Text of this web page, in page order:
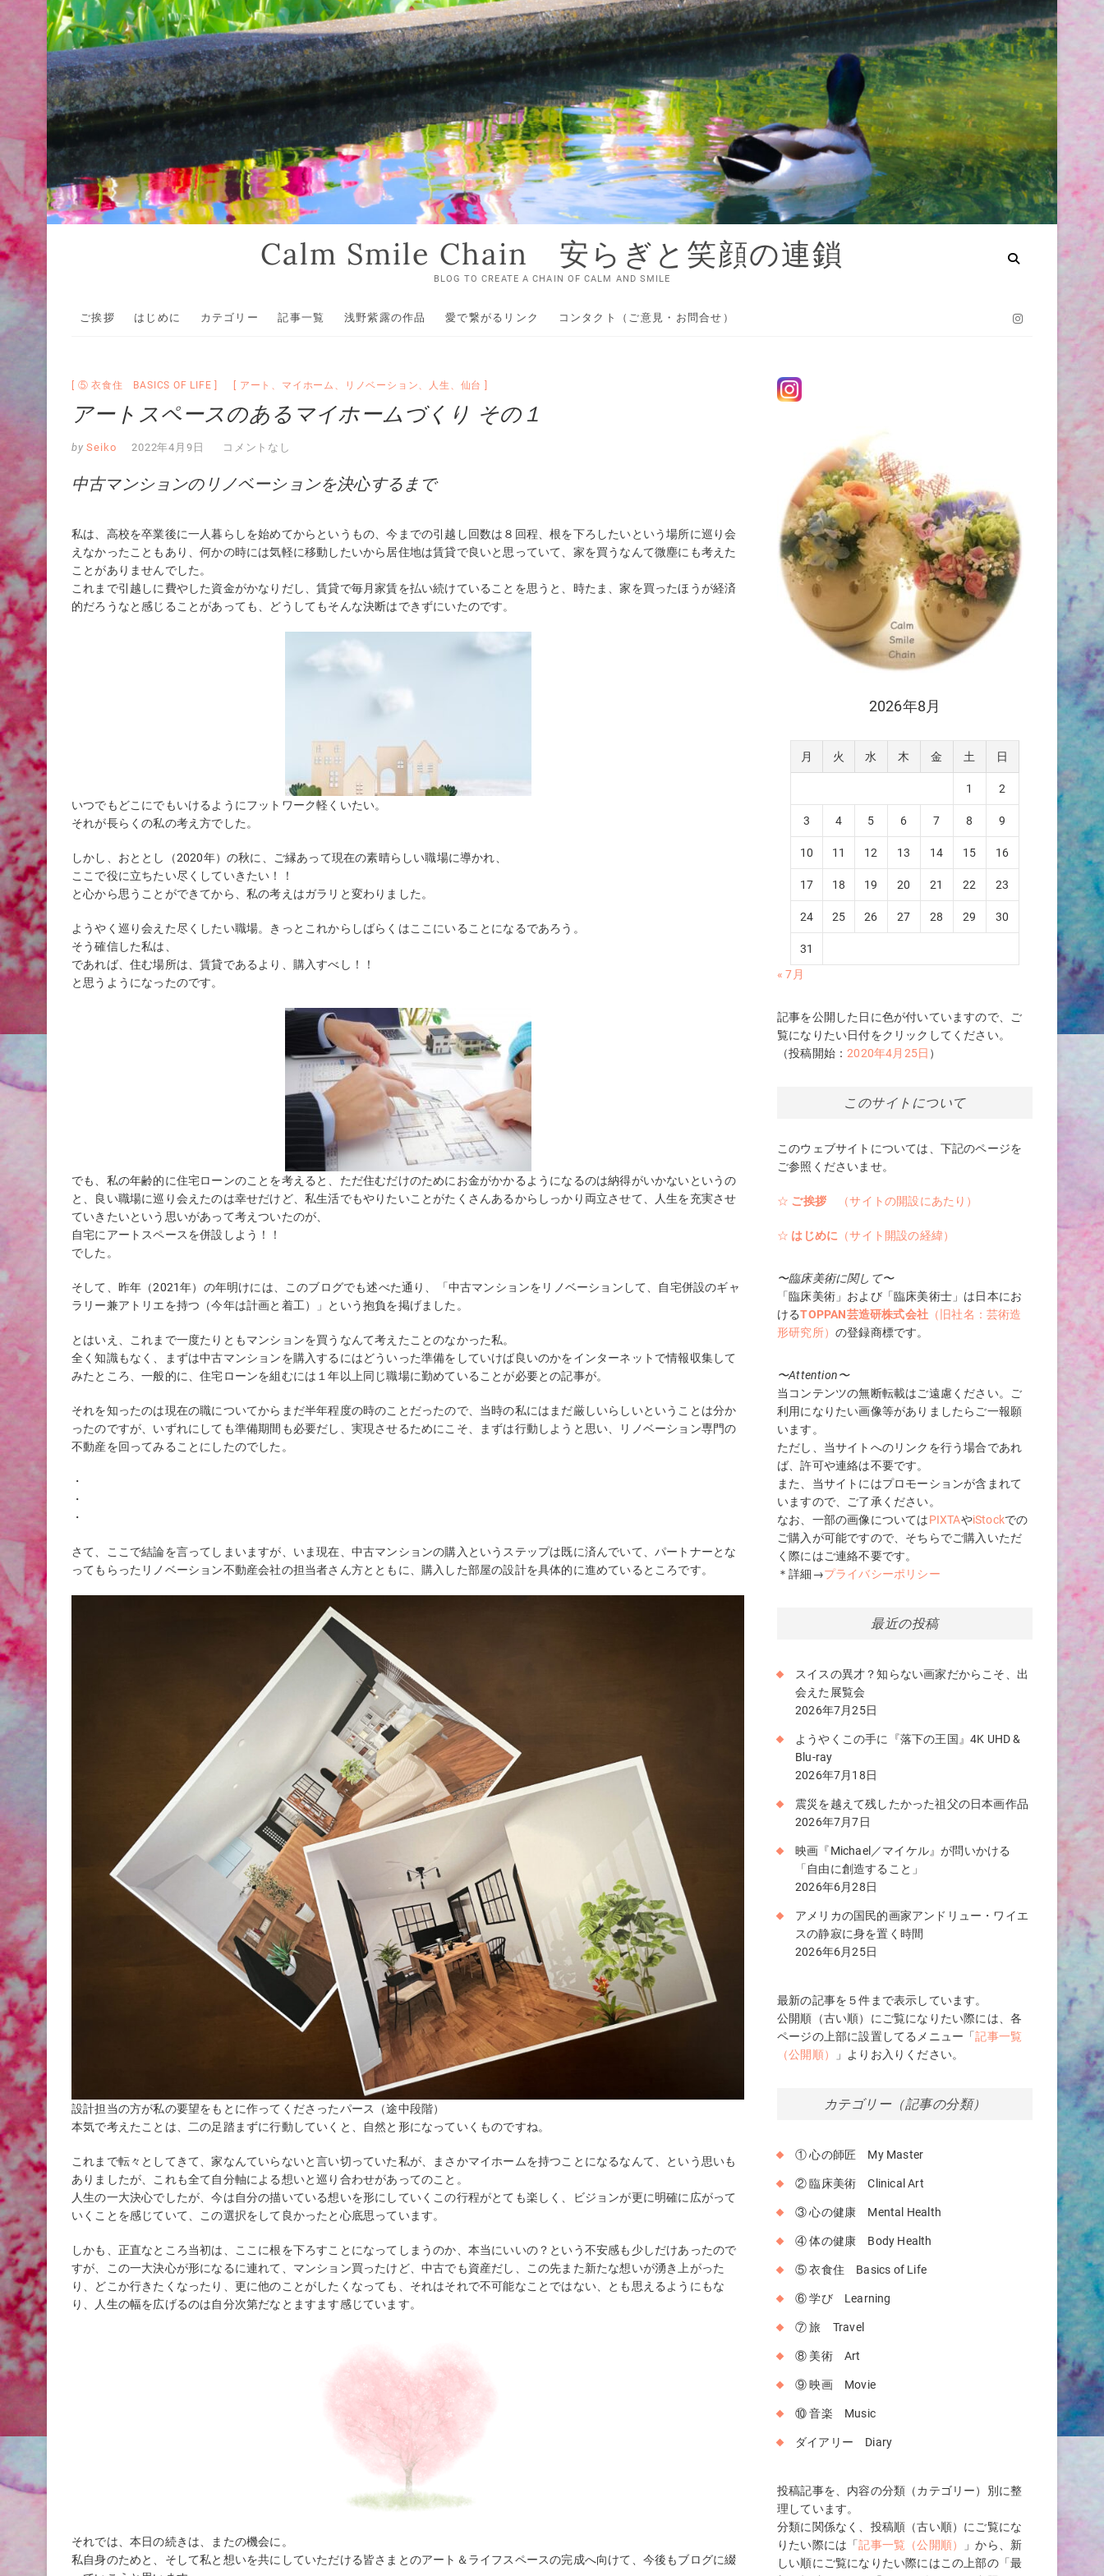
Calm Smile Chain 安らぎと笑顔の連鎖
BLOG TO CREATE A CHAIN OF CALM AND SMILE
Instagram
ご挨拶 はじめに カテゴリー 記事一覧 浅野紫露の作品 愛で繋がるリンク コンタクト（ご意見・お問合せ）
⑤ 衣食住 BASICS OF LIFE アート 、 マイホーム 、 リノベーション、 人生 、 仙台
アートスペースのあるマイホームづくり その１
by Seiko 2022年4月9日 コメントなし
中古マンションのリノベーションを決心するまで
私は、高校を卒業後に一人暮らしを始めてからというもの、今までの引越し回数は８回程、根を下ろしたいという場所に巡り会
えなかったこともあり、何かの時には気軽に移動したいから居住地は賃貸で良いと思っていて、家を買うなんて微塵にも考えた
ことがありませんでした。
これまで引越しに費やした資金がかなりだし、賃貸で毎月家賃を払い続けていることを思うと、時たま、家を買ったほうが経済
的だろうなと感じることがあっても、どうしてもそんな決断はできずにいたのです。
いつでもどこにでもいけるようにフットワーク軽くいたい。
それが長らくの私の考え方でした。
しかし、おととし（2020年）の秋に、ご縁あって現在の素晴らしい職場に導かれ、
ここで役に立ちたい尽くしていきたい！！
と心から思うことができてから、私の考えはガラリと変わりました。
ようやく巡り会えた尽くしたい職場。きっとこれからしばらくはここにいることになるであろう。
そう確信した私は、
であれば、住む場所は、賃貸であるより、購入すべし！！
と思うようになったのです。
でも、私の年齢的に住宅ローンのことを考えると、ただ住むだけのためにお金がかかるようになるのは納得がいかないというの
と、良い職場に巡り会えたのは幸せだけど、私生活でもやりたいことがたくさんあるからしっかり両立させて、人生を充実させ
ていきたいという思いがあって考えついたのが、
自宅にアートスペースを併設しよう！！
でした。
そして、昨年（2021年）の年明けには、このブログでも述べた通り、「中古マンションをリノベーションして、自宅併設のギャ
ラリー兼アトリエを持つ（今年は計画と着工）」という抱負を掲げました。
とはいえ、これまで一度たりともマンションを買うなんて考えたことのなかった私。
全く知識もなく、まずは中古マンションを購入するにはどういった準備をしていけば良いのかをインターネットで情報収集して
みたところ、一般的に、住宅ローンを組むには１年以上同じ職場に勤めていることが必要との記事が。
それを知ったのは現在の職についてからまだ半年程度の時のことだったので、当時の私にはまだ厳しいらしいということは分か
ったのですが、いずれにしても準備期間も必要だし、実現させるためにこそ、まずは行動しようと思い、リノベーション専門の
不動産を回ってみることにしたのでした。
・
・
・
さて、ここで結論を言ってしまいますが、いま現在、中古マンションの購入というステップは既に済んでいて、パートナーとな
ってもらったリノベーション不動産会社の担当者さん方とともに、購入した部屋の設計を具体的に進めているところです。
設計担当の方が私の要望をもとに作ってくださったパース（途中段階）
本気で考えたことは、二の足踏まずに行動していくと、自然と形になっていくものですね。
これまで転々としてきて、家なんていらないと言い切っていた私が、まさかマイホームを持つことになるなんて、という思いも
ありましたが、これも全て自分軸による想いと巡り合わせがあってのこと。
人生の一大決心でしたが、今は自分の描いている想いを形にしていくこの行程がとても楽しく、ビジョンが更に明確に広がって
いくことを感じていて、この選択をして良かったと心底思っています。
しかも、正直なところ当初は、ここに根を下ろすことになってしまうのか、本当にいいの？という不安感も少しだけあったので
すが、この一大決心が形になるに連れて、マンション買ったけど、中古でも資産だし、この先また新たな想いが湧き上がった
り、どこか行きたくなったり、更に他のことがしたくなっても、それはそれで不可能なことではない、とも思えるようにもな
り、人生の幅を広げるのは自分次第だなとますます感じています。
それでは、本日の続きは、またの機会に。
私自身のためと、そして私と想いを共にしていただける皆さまとのアート＆ライフスペースの完成へ向けて、今後もブログに綴
2026年8月
月 火 水 木 金 土 日
1 2
3 4 5 6 7 8 9
10 11 12 13 14 15 16
17 18 19 20 21 22 23
24 25 26 27 28 29 30
31
« 7月
記事を公開した日に色が付いていますので、ご
覧になりたい日付をクリックしてください。
（投稿開始：2020年4月25日 ）
このサイトについて
このウェブサイトについては、下記のページを
ご参照くださいませ。
☆ ご挨拶 （サイトの開設にあたり）
☆ はじめに （サイト開設の経緯）
〜臨床美術に関して〜
「臨床美術」および「臨床美術士」は日本にお
けるTOPPAN芸造研株式会社 （旧社名：芸術造
形研究所） の登録商標です。
〜Attention〜
当コンテンツの無断転載はご遠慮ください。ご
利用になりたい画像等がありましたらご一報願
います。
ただし、当サイトへのリンクを行う場合であれ
ば、許可や連絡は不要です。
また、当サイトにはプロモーションが含まれて
いますので、ご了承ください。
なお、一部の画像についてはPIXTAやiStockでの
ご購入が可能ですので、そちらでご購入いただ
く際にはご連絡不要です。
＊詳細→プライバシーポリシー
最近の投稿
スイスの異才？知らない画家だからこそ、出
会えた展覧会
2026年7月25日
ようやくこの手に『落下の王国』4K UHD &
Blu-ray
2026年7月18日
震災を越えて残したかった祖父の日本画作品
2026年7月7日
映画『Michael／マイケル』が問いかける
「自由に創造すること」
2026年6月28日
アメリカの国民的画家アンドリュー・ワイエ
スの静寂に身を置く時間
2026年6月25日
最新の記事を５件まで表示しています。
公開順（古い順）にご覧になりたい際には、各
ページの上部に設置してるメニュー「記事一覧
（公開順）
」よりお入りください。
カテゴリー（記事の分類）
① 心の師匠 My Master
② 臨床美術 Clinical Art
③ 心の健康 Mental Health
④ 体の健康 Body Health
⑤ 衣食住 Basics of Life
⑥ 学び Learning
⑦ 旅 Travel
⑧ 美術 Art
⑨ 映画 Movie
⑩ 音楽 Music
ダイアリー Diary
投稿記事を、内容の分類（カテゴリー）別に整
理しています。
分類に関係なく、投稿順（古い順）にご覧にな
りたい際には「記事一覧（公開順）
」から、新
しい順にご覧になりたい際にはこの上部の「最